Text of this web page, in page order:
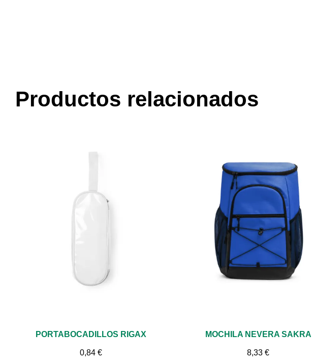
Productos relacionados
Vista rápida
PORTABOCADILLOS RIGAX
0,84 €
Vista rápida
MOCHILA NEVERA SAKRA
8,33 €